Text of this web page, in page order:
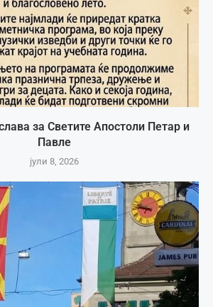
за Светите Апостоли Петар и
Павле
јули 8, 2026